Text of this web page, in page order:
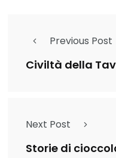
Previous Post
Civiltà della
Next Post
Storie di